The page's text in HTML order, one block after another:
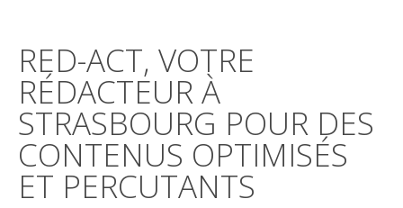
RED-ACT, VOTRE
RÉDACTEUR À
STRASBOURG POUR DES
CONTENUS OPTIMISÉS
ET PERCUTANTS